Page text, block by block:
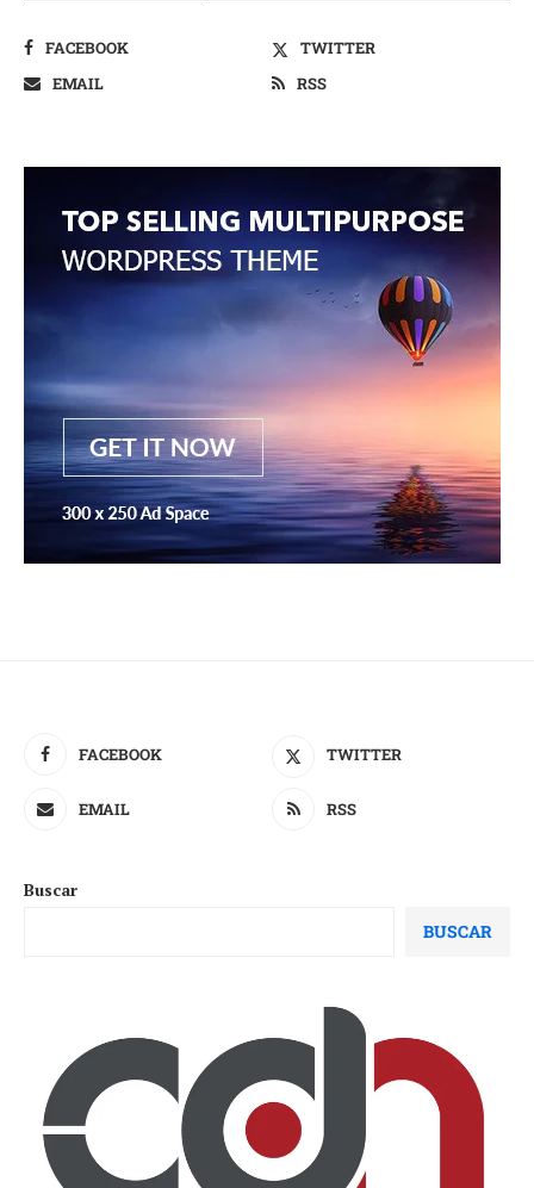
FACEBOOK
TWITTER
EMAIL
RSS
FACEBOOK TWITTER
EMAIL RSS
Buscar
BUSCAR